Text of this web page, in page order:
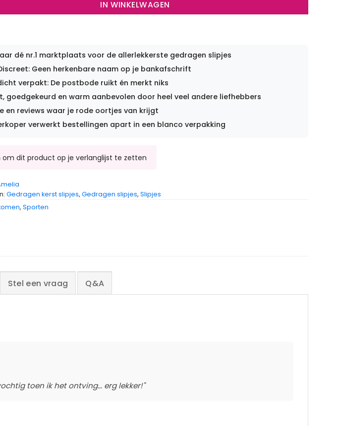
IN WINKELWAGEN
jaar dé nr.1 marktplaats voor de allerlekkerste gedragen slipjes
Geen herkenbare naam op je bankafschrift
verpakt: De postbode ruikt én merkt niks
goedgekeurd en warm aanbevolen door heel veel andere liefhebbers
en reviews waar je rode oortjes van krijgt
verwerkt bestellingen apart in een blanco verpakking
Gedragen kerst slipjes, Gedragen slipjes, Slipjes
, Sporten
Stel een vraag Q&A
toen ik het ontving… erg lekker!"